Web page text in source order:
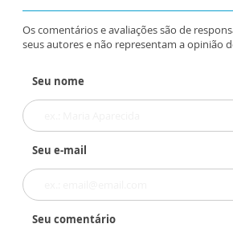
Os comentários e avaliações são de
seus autores e não representam a opinião
Seu nome
Seu e-mail
Seu comentário